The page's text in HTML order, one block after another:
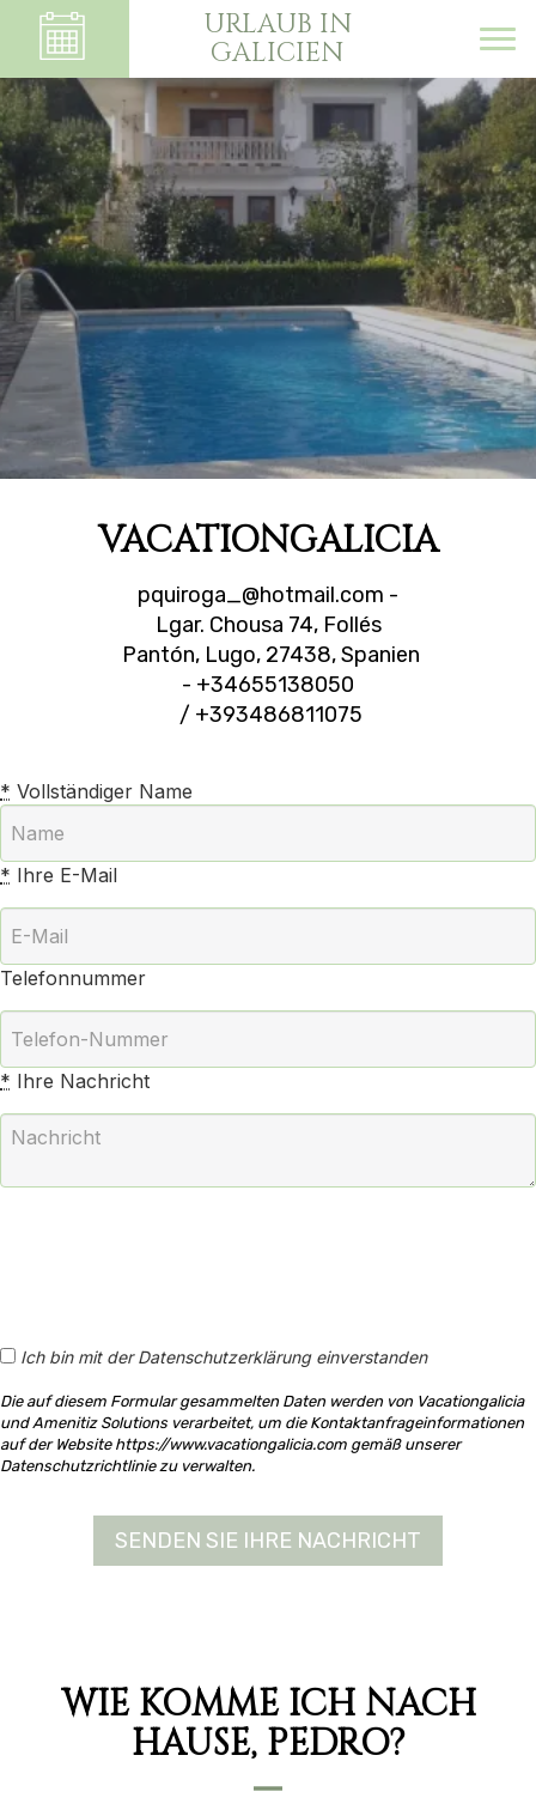
URLAUB IN
GALICIEN
VACATIONGALICIA
pquiroga_@hotmail.com -
Lgar. Chousa 74, Follés
Pantón, Lugo, 27438, Spanien
- +34655138050
/ +393486811075
* Vollständiger Name
* Ihre E-Mail
Telefonnummer
* Ihre Nachricht
Ich bin mit der Datenschutzerklärung einverstanden
Die auf diesem Formular gesammelten Daten werden von Vacationgalicia
und Amenitiz Solutions verarbeitet, um die Kontaktanfrageinformationen
auf der Website https://www.vacationgalicia.com gemäß unserer
Datenschutzrichtlinie zu verwalten.
WIE KOMME ICH NACH
HAUSE, PEDRO?